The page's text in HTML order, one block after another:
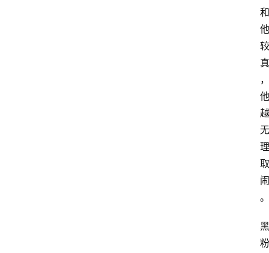
和
他
较
真
，
他
越
无
理
取
闹
。
黑
粉